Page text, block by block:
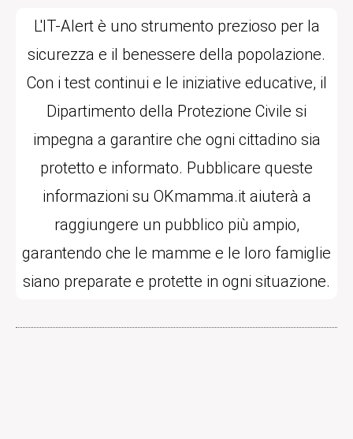
L'IT-Alert è uno strumento prezioso per la
sicurezza e il benessere della popolazione.
Con i test continui e le iniziative educative, il
Dipartimento della Protezione Civile si
impegna a garantire che ogni cittadino sia
protetto e informato. Pubblicare queste
informazioni su OKmamma.it aiuterà a
raggiungere un pubblico più ampio,
garantendo che le mamme e le loro famiglie
siano preparate e protette in ogni situazione.